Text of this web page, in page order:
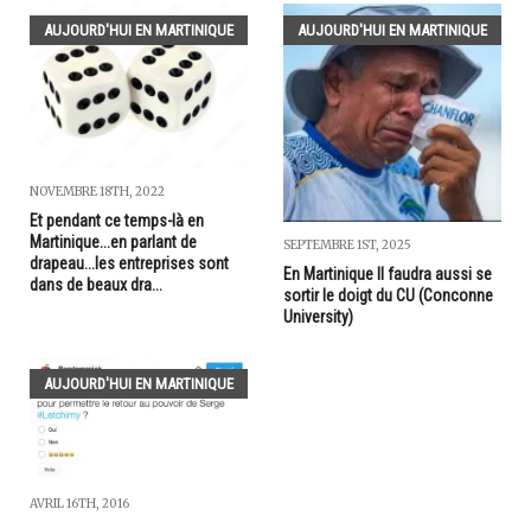
AUJOURD'HUI EN MARTINIQUE
NOVEMBRE 18TH, 2022
Et pendant ce temps-là en
Martinique...en parlant de
drapeau...les entreprises sont
dans de beaux dra...
AUJOURD'HUI EN MARTINIQUE
SEPTEMBRE 1ST, 2025
En Martinique Il faudra aussi se
sortir le doigt du CU (Conconne
University)
AUJOURD'HUI EN MARTINIQUE
AVRIL 16TH, 2016